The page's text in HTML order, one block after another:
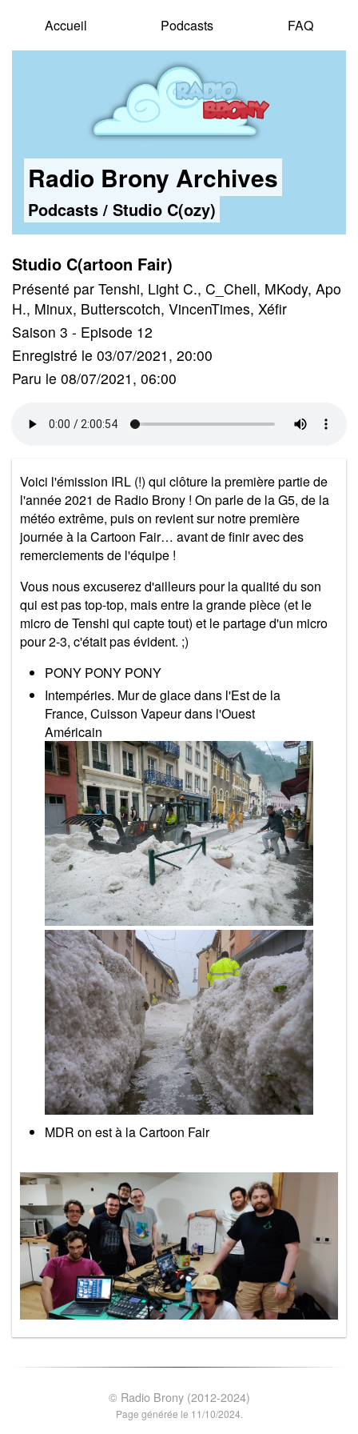
Accueil Podcasts FAQ
Radio Brony Archives
Podcasts/ Studio C(ozy)
Studio C(artoon Fair)
Présenté par Tenshi, Light C., C_Chell, MKody, Apo
H., Minux, Butterscotch, VincenTimes, Xéfir
Saison 3 - Episode 12
Enregistré le 03/07/2021, 20:00
Paru le 08/07/2021, 06:00
Voici l'émission IRL (!) qui clôture la première partie de
l'année 2021 de Radio Brony ! On parle de la G5, de la
météo extrême, puis on revient sur notre première
journée à la Cartoon Fair… avant de finir avec des
remerciements de l'équipe !
Vous nous excuserez d'ailleurs pour la qualité du son
qui est pas top-top, mais entre la grande pièce (et le
micro de Tenshi qui capte tout) et le partage d'un micro
pour 2-3, c'était pas évident. ;)
PONY PONY PONY
Intempéries. Mur de glace dans l'Est de la
France, Cuisson Vapeur dans l'Ouest
Américain
MDR on est à la Cartoon Fair
© Radio Brony (2012-2024)
Page générée le 11/10/2024.